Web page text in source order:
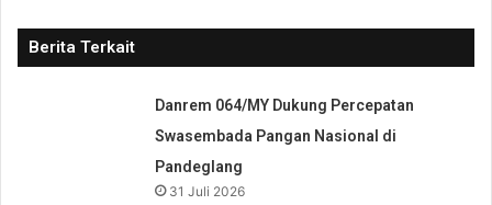
Berita Terkait
Danrem 064/MY Dukung Percepatan
Swasembada Pangan Nasional di
Pandeglang
31 Juli 2026